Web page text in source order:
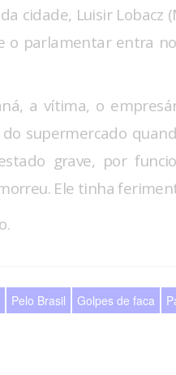
cidade, Luisir Lobacz
parlamentar entra
a vítima, o
supermercado
grave, por
Ele tinha
Pelo Brasil Golpes de faca